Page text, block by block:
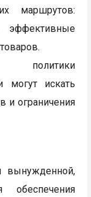
маршрутов:
эффективные
политики
могут искать
и ограничения
вынужденной,